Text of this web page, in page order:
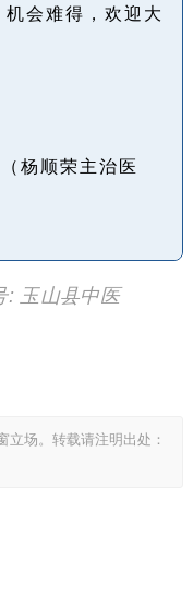
会难得，欢迎大
杨顺荣主治医
: 玉山县中医
场。转载请注明出处：